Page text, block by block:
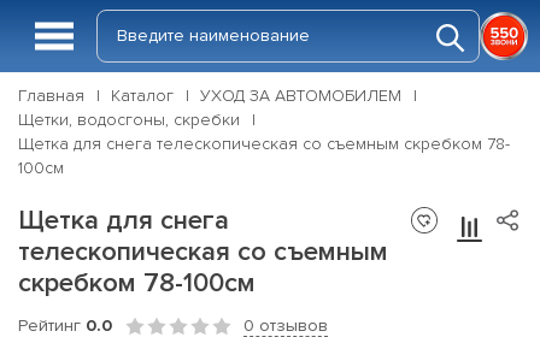
Главная Каталог
УХОД ЗА АВТОМОБИЛЕМ
Щетки, водосгоны, скребки
Щетка для снега телескопичеcкая со съемным скребком 78-
100см
Щетка для снега
телескопичеcкая со съемным
скребком 78-100см
Рейтинг 0.0 0 отзывов